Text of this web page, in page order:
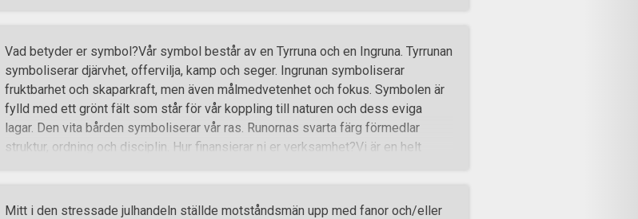
annat. Vi ser på nationalsocialismen som en komplett världsåskådning som kan
lösa människans alla problem och täcka alla dess behov, såväl andliga som
materiella. Nationalsocialism handlar också om folkgemenskap och att din
genetik ger dig djupare gemenskapsband än några sociala faktorer.
Kamporganisation innebär att vi inte enbart
Vad betyder er symbol?Vår symbol består av en Tyrruna och en Ingruna. Tyrrunan
symboliserar djärvhet, offervilja, kamp och seger. Ingrunan symboliserar
fruktbarhet och skaparkraft, men även målmedvetenhet och fokus. Symbolen är
fylld med ett grönt fält som står för vår koppling till naturen och dess eviga
lagar. Den vita bården symboliserar vår ras. Runornas svarta färg förmedlar
struktur, ordning och disciplin. Hur finansierar ni er verksamhet?Vi är en helt
kriminell organisation?Nej, vi är en civil och legal motståndsrörelse. Varför ser ni
Mitt i den stressade julhandeln ställde motståndsmän upp med fanor och/eller